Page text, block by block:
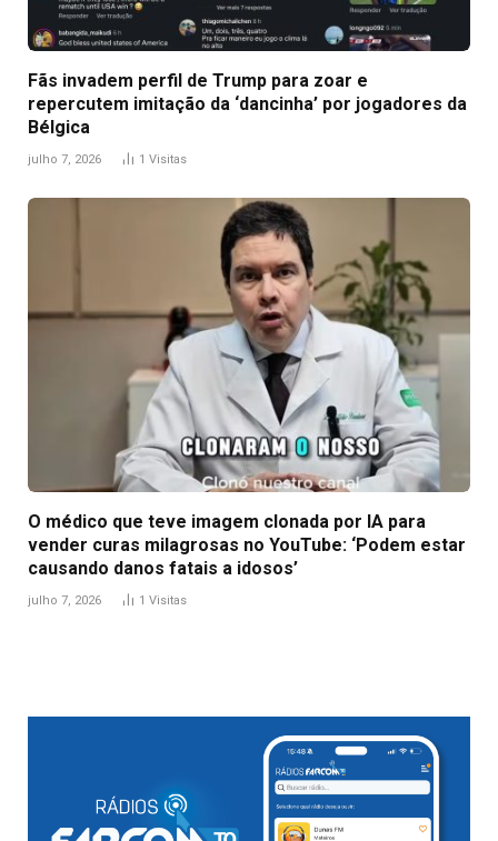
Fãs invadem perfil de Trump para zoar e
repercutem imitação da ‘dancinha’ por jogadores da
Bélgica
julho 7, 2026 1 Visitas
O médico que teve imagem clonada por IA para
vender curas milagrosas no YouTube: ‘Podem estar
causando danos fatais a idosos’
julho 7, 2026 1 Visitas